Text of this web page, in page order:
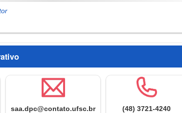
saa.dpc@contato.ufsc.br (48) 3721-4240